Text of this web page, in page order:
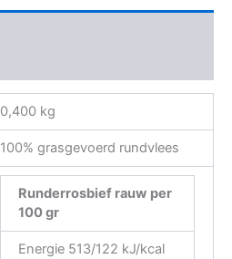
0,400 kg
100% grasgevoerd rundvlees
Runderrosbief rauw per
100 gr
Energie 513/122 kJ/kcal